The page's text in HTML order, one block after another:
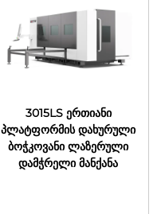
3015LS ერთიანი
პლატფორმის დახურული
ბოჭკოვანი ლაზერული
დამჭრელი მანქანა